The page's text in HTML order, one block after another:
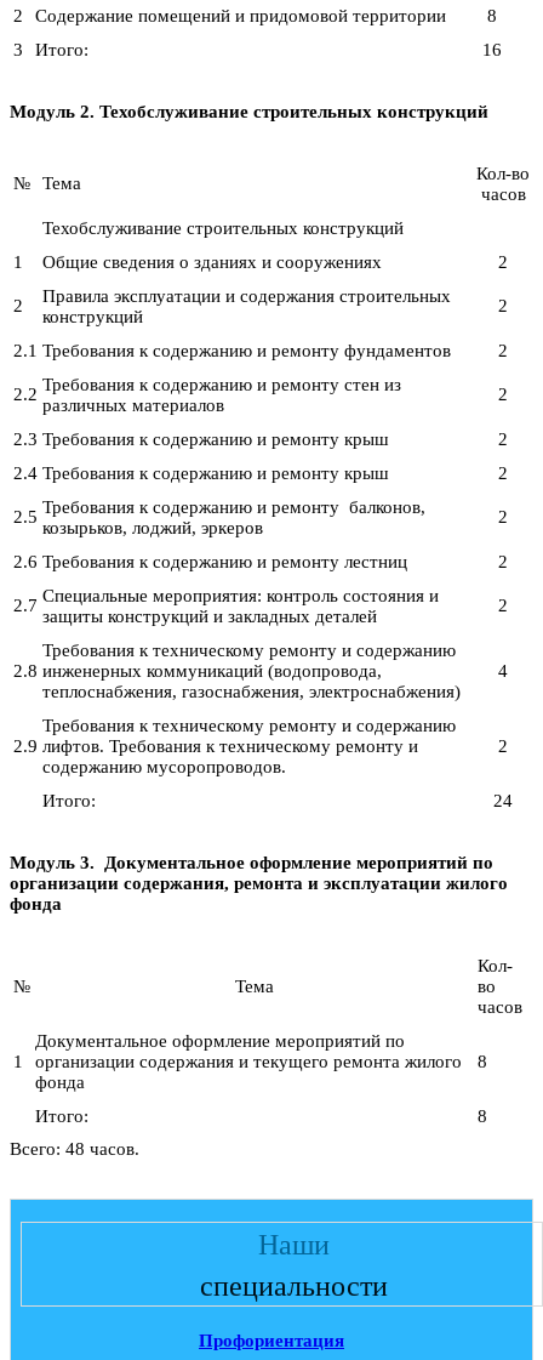
2 Содержание помещений и придомовой территории
8
3
Итого: 16
Модуль 2. Техобслуживание строительных конструкций
№ Тема
Кол-во
часов
Техобслуживание строительных конструкций
1
Общие сведения о зданиях и сооружениях 2
2
Правила эксплуатации и содержания строительных
конструкций
2
2.1 Требования к содержанию и ремонту фундаментов 2
2.2 Требования к содержанию и ремонту стен из
различных материалов
2
2.3 Требования к содержанию и ремонту крыш
2
2.4 Требования к содержанию и ремонту крыш 2
2.5 Требования к содержанию и ремонту балконов,
козырьков, лоджий, эркеров
2
2.6 Требования к содержанию и ремонту лестниц 2
2.7 Специальные мероприятия: контроль состояния и
защиты конструкций и закладных деталей
2
2.8
Требования к техническому ремонту и содержанию
инженерных коммуникаций (водопровода,
теплоснабжения, газоснабжения, электроснабжения)
4
2.9
Требования к техническому ремонту и содержанию
лифтов. Требования к техническому ремонту и
содержанию мусоропроводов.
2
Итого: 24
Модуль 3. Документальное оформление мероприятий по
организации содержания, ремонта и эксплуатации жилого
фонда
№ Тема
Кол-
во
часов
1
Документальное оформление мероприятий по
организации содержания и текущего ремонта жилого
фонда
8
Итого:
8
Всего: 48 часов.
Наши
специальности
Профориентация